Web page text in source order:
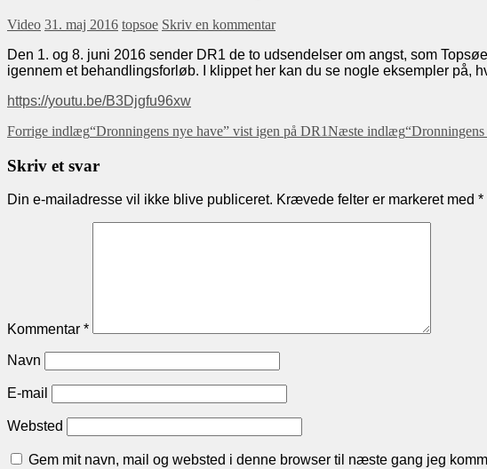
Video 31. maj 2016 topsoe Skriv en kommentar
Den 1. og 8. juni 2016 sender DR1 de to udsendelser om angst, som
igennem et behandlingsforløb. I klippet her kan du se nogle eksempler på,
https://youtu.be/B3Djgfu96xw
Indlæg
navigation
Forrige indlæg“Dronningens nye have” vist igen på DR1Næste indlæg
Skriv et svar
Din e-mailadresse vil ikke blive publiceret. Krævede felter er markeret med *
Kommentar *
Navn
E-mail
Websted
Gem mit navn, mail og websted i denne browser til næste gang jeg